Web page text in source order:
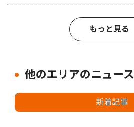
もっと見る
他のエリアのニュース
新着記事